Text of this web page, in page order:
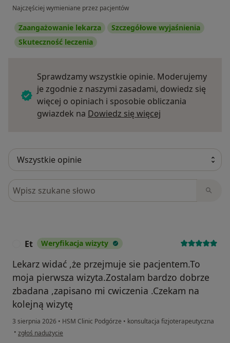
Najczęściej wymieniane przez pacjentów
Zaangażowanie lekarza
Szczegółowe wyjaśnienia
Skuteczność leczenia
Sprawdzamy wszystkie opinie. Moderujemy
je zgodnie z naszymi zasadami, dowiedz się
więcej o opiniach i sposobie obliczania
gwiazdek na Dowiedz się więcej
Szukaj w opiniach
Et Weryfikacja wizyty
Lekarz widać ,że przejmuje sie pacjentem.To
moja pierwsza wizyta.Zostalam bardzo dobrze
zbadana ,zapisano mi cwiczenia .Czekam na
kolejną wizytę
3 sierpnia 2026 • HSM Clinic Podgórze • konsultacja fizjoterapeutyczna
• w opinii użytkownika Et
zgłoś nadużycie